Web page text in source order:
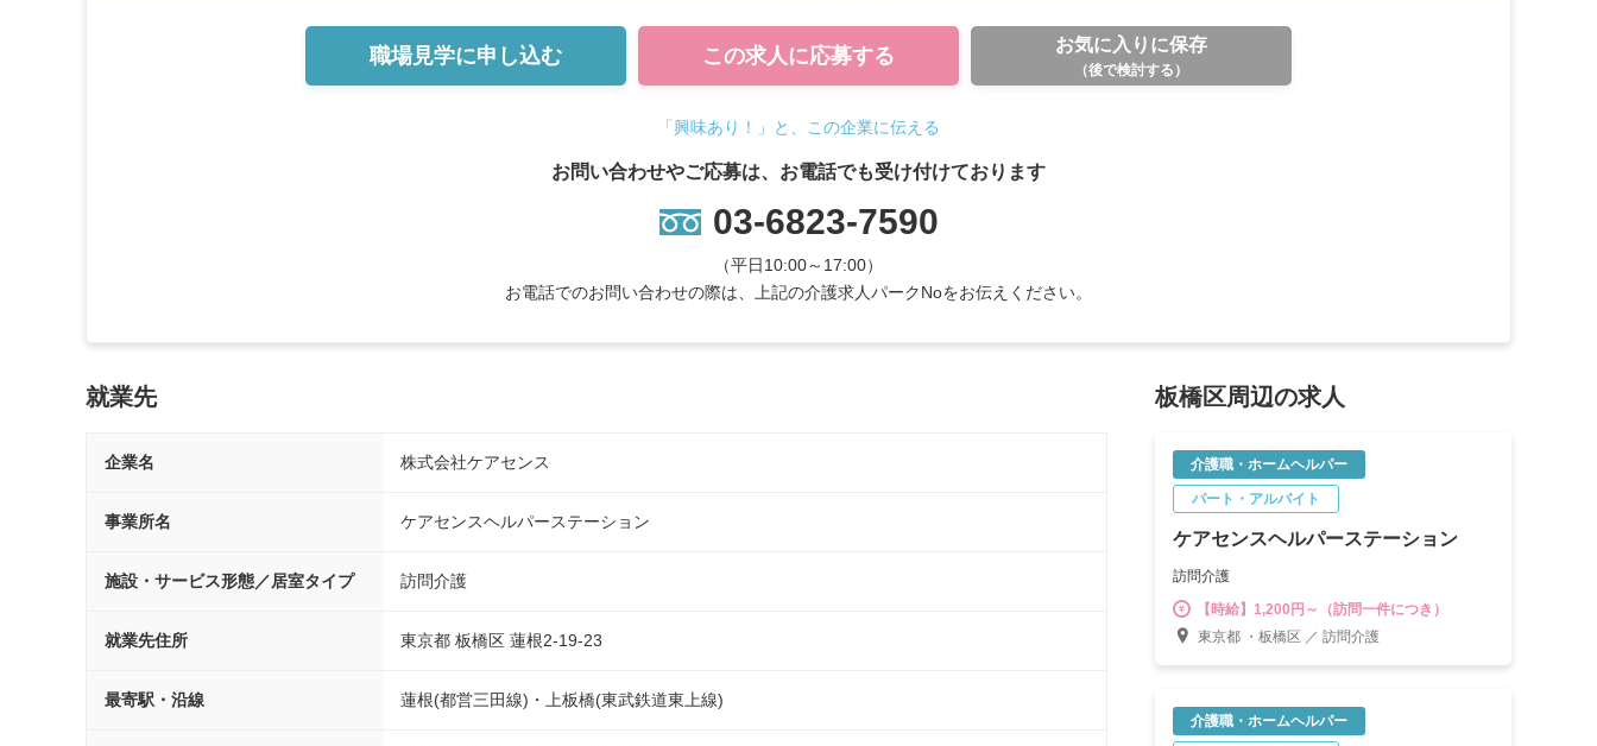
職場見学に申し込む この求人に応募する お気に入りに保存
（後で検討する）
「興味あり！」と、この企業に伝える
お問い合わせやご応募は、お電話でも受け付けております
03-6823-7590
（平日10:00～17:00）
お電話でのお問い合わせの際は、上記の介護求人パークNoをお伝えください。
就業先
企業名 株式会社ケアセンス
事業所名 ケアセンスヘルパーステーション
施設・サービス形態／居室タイプ 訪問介護
就業先住所 東京都 板橋区 蓮根2-19-23
最寄駅・沿線 蓮根(都営三田線)・上板橋(東武鉄道東上線)
板橋区周辺の求人
介護職・ホームヘルパー
パート・アルバイト
ケアセンスヘルパーステーション
訪問介護
【時給】1,200円～（訪問一件につき）
東京都 ・板橋区 ／ 訪問介護
介護職・ホームヘルパー